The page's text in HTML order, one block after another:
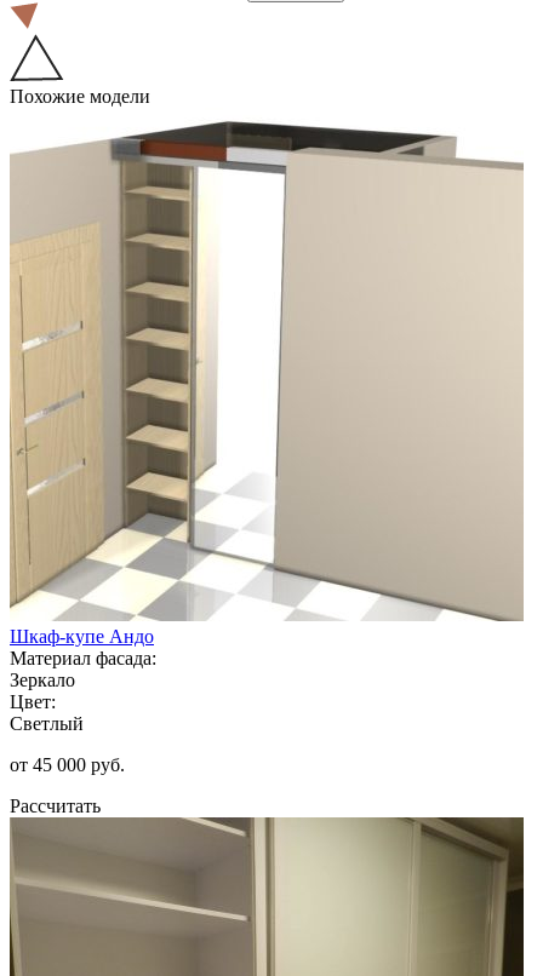
Похожие модели
Шкаф-купе Андо
Материал фасада:
Зеркало
Цвет:
Светлый
от 45 000 руб.
Рассчитать